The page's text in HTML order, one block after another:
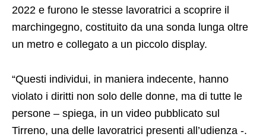
2022 e furono le stesse lavoratrici a scoprire il
marchingegno, costituito da una sonda lunga oltre
un metro e collegato a un piccolo display.
“Questi individui, in maniera indecente, hanno
violato i diritti non solo delle donne, ma di tutte le
persone – spiega, in un video pubblicato sul
Tirreno, una delle lavoratrici presenti all’udienza -.